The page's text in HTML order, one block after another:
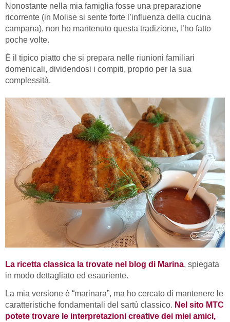
Nonostante nella mia famiglia fosse una preparazione
ricorrente (in Molise si sente forte l’influenza della cucina
campana), non ho mantenuto questa tradizione, l’ho fatto
poche volte.
È il tipico piatto che si prepara nelle riunioni familiari
domenicali, dividendosi i compiti, proprio per la sua
complessità.
La ricetta classica la trovate nel blog di Marina, spiegata
in modo dettagliato ed esauriente.
La mia versione è “marinara”, ma ho cercato di mantenere le
caratteristiche fondamentali del sartù classico. Nel sito MTC
potete trovare le interpretazioni creative dei miei amici,